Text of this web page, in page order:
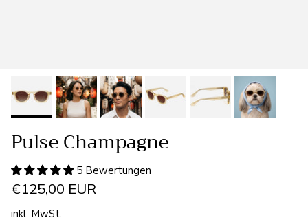
Pulse Champagne
5 Bewertungen
€125,00 EUR
inkl. MwSt.